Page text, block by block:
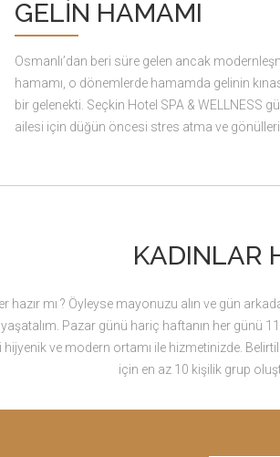
GELİN HAMAMI
Osmanlı’dan beri süre gelen ancak
hamamı, o dönemlerde hamamda gelinin
bir gelenekti. Seçkin Hotel SPA & WELLNESS
ailesi için düğün öncesi stres atma ve
KADINLAR
hazır mı ? Öyleyse mayonuzu alın ve gün
Pazar günü hariç haftanın her günü
ve modern ortamı ile hizmetinizde.
için en az 10 kişilik grup